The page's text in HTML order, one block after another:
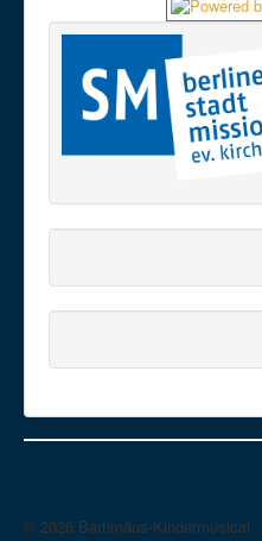
© 2026 Bartimäus-Kindermusical